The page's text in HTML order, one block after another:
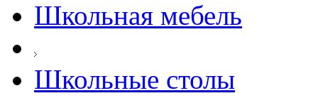
Школьная мебель
Школьные столы